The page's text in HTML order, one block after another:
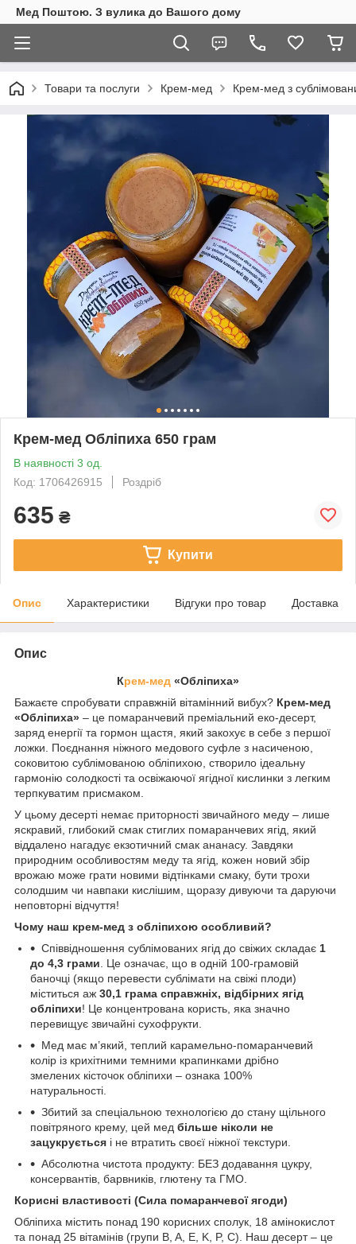
Мед Поштою. З вулика до Вашого дому
Товари та послуги Крем-мед Крем-мед з
Крем-мед Обліпиха 650 грам
В наявності 3 од.
Код: 1706426915
Роздріб
635 ₴
Купити
Опис Характеристики Відгуки про товар Доставка
Опис
Крем-мед «Обліпиха»
Бажаєте спробувати справжній вітамінний вибух? Крем-мед
«Обліпиха» – це помаранчевий преміальний еко-десерт,
заряд енергії та гормон щастя, який закохує в себе з першої
ложки. Поєднання ніжного медового суфле з насиченою,
соковитою сублімованою обліпихою, створило ідеальну
гармонію солодкості та освіжаючої ягідної кислинки з легким
терпкуватим присмаком.
У цьому десерті немає приторності звичайного меду – лише
яскравий, глибокий смак стиглих помаранчевих ягід, який
віддалено нагадує екзотичний смак ананасу. Завдяки
природним особливостям меду та ягід, кожен новий збір
врожаю може грати новими відтінками смаку, бути трохи
солодшим чи навпаки кислішим, щоразу дивуючи та даруючи
неповторні відчуття!
Чому наш крем-мед з обліпихою особливий?
Співвідношення сублімованих ягід до свіжих складає 1
до 4,3 грами . Це означає, що в одній 100-грамовій
баночці (якщо перевести сублімати на свіжі плоди)
міститься аж 30,1 грама справжніх, відбірних ягід
обліпихи! Це концентрована користь, яка значно
перевищує звичайні сухофрукти.
Мед має м’який, теплий карамельно-помаранчевий
колір із крихітними темними крапинками дрібно
змелених кісточок обліпихи – ознака 100%
натуральності.
Збитий за спеціальною технологією до стану щільного
повітряного крему, цей мед більше ніколи не
зацукрується і не втратить своєї ніжної текстури.
Абсолютна чистота продукту: БЕЗ додавання цукру,
консервантів, барвників, глютену та ГМО.
Корисні властивості (Сила помаранчевої ягоди)
Обліпиха містить понад 190 корисних сполук, 18 амінокислот
та понад 25 вітамінів (групи B, A, E, K, P, C). Наш десерт – це